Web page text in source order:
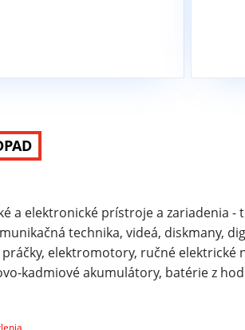
a elektronické prístroje a zariadenia -
technika, videá, diskmany,
elektromotory, ručné elektrické
kadmiové akumulátory, batérie z